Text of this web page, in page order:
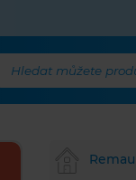
Hledat můžete